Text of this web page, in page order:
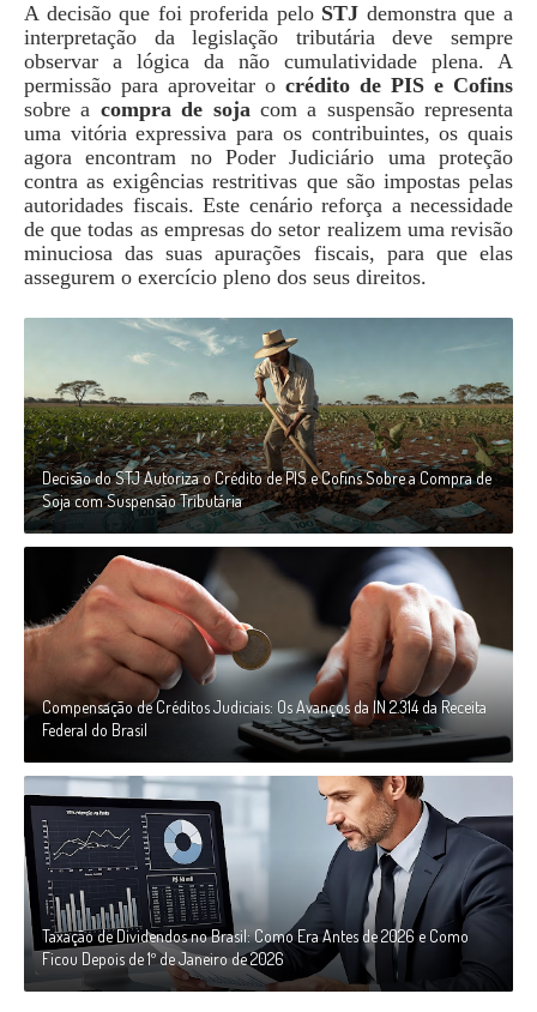
A decisão que foi proferida pelo STJ demonstra que a
interpretação da legislação tributária deve sempre
observar a lógica da não cumulatividade plena. A
permissão para aproveitar o crédito de PIS e Cofins
sobre a compra de sojacom a suspensão representa
uma vitória expressiva para os contribuintes, os quais
agora encontram no Poder Judiciário uma proteção
contra as exigências restritivas que são impostas pelas
autoridades fiscais. Este cenário reforça a necessidade
de que todas as empresas do setor realizem uma revisão
minuciosa das suas apurações fiscais, para que elas
assegurem o exercício pleno dos seus direitos.
Decisão do STJ Autoriza o Crédito de PIS e Cofins Sobre a Compra de
Soja com Suspensão Tributária
Compensação de Créditos Judiciais: Os Avanços da IN 2.314 da Receita
Federal do Brasil
Taxação de Dividendos no Brasil: Como Era Antes de 2026 e Como
Ficou Depois de 1º de Janeiro de 2026